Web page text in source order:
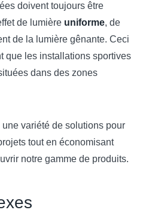
doivent toujours être
de lumière uniforme, de
de la lumière gênante. Ceci
que les installations sportives
dans des zones
une variété de solutions pour
tout en économisant
notre gamme de produits.